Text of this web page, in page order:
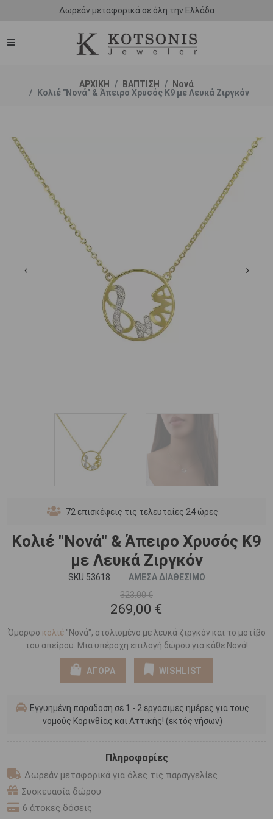
Δωρεάν μεταφορικά σε όλη την Ελλάδα
ΑΡΧΙΚΗ ΒΑΠΤΙΣΗ
Νονά
Κολιέ "Νονά" & Άπειρο Χρυσός Κ9 με Λευκά Ζιργκόν
72 επισκέψεις τις τελευταίες 24 ώρες
Κολιέ "Νονά" & Άπειρο Χρυσός Κ9
με Λευκά Ζιργκόν
SKU 53618
ΑΜΕΣΑ ΔΙΑΘΕΣΙΜΟ
323,00 €
269,00 €
Όμορφο κολιέ"Νονά", στολισμένο με λευκά ζιργκόν και το μοτίβο
του απείρου. Μια υπέροχη επιλογή δώρου για κάθε Νονά!
ΑΓΟΡΑ WISHLIST
Εγγυημένη παράδοση σε 1 - 2 εργάσιμες ημέρες για τους
νομούς Κορινθίας και Αττικής! (εκτός νήσων)
Πληροφορίες
Δωρεάν μεταφορικά για όλες τις παραγγελίες
Συσκευασία δώρου
6 άτοκες δόσεις